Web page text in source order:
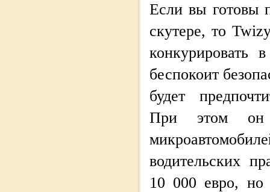
Если вы готовы
скутере, то
беспокоит
будет
При этом он
водительских
10 000 евро, но